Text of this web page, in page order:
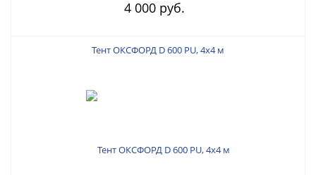
4 000 руб.
Тент ОКСФОРД D 600 PU, 4х4 м